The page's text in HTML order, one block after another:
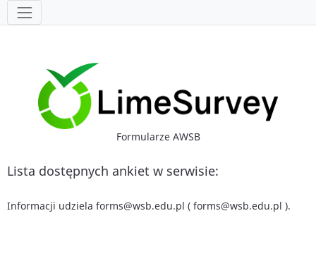
Narzędzia
Formularze AWSB
Lista dostępnych ankiet w serwisie:
Informacji udziela forms@wsb.edu.pl ( forms@wsb.edu.pl ).